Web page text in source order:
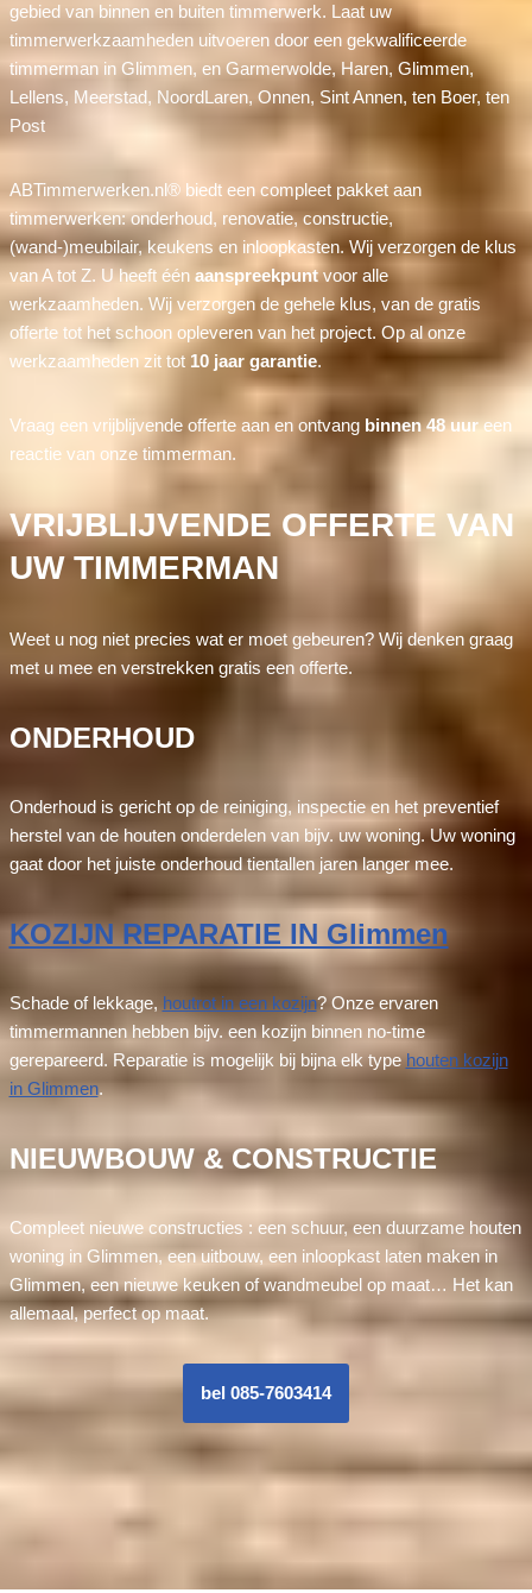
gebied van binnen en buiten timmerwerk. Laat uw
timmerwerkzaamheden uitvoeren door een gekwalificeerde
timmerman in Glimmen, en Garmerwolde, Haren, Glimmen,
Lellens, Meerstad, NoordLaren, Onnen, Sint Annen, ten Boer, ten
Post
ABTimmerwerken.nl® biedt een compleet pakket aan
timmerwerken: onderhoud, renovatie, constructie,
(wand-)meubilair, keukens en inloopkasten. Wij verzorgen de klus
van A tot Z. U heeft één aanspreekpuntvoor alle
werkzaamheden. Wij verzorgen de gehele klus, van de gratis
offerte tot het schoon opleveren van het project. Op al onze
werkzaamheden zit tot 10 jaar garantie.
Vraag een vrijblijvende offerte aan en ontvang binnen 48 uureen
reactie van onze timmerman.
VRIJBLIJVENDE OFFERTE VAN
UW TIMMERMAN
Weet u nog niet precies wat er moet gebeuren? Wij denken graag
met u mee en verstrekken gratis een offerte.
ONDERHOUD
Onderhoud is gericht op de reiniging, inspectie en het preventief
herstel van de houten onderdelen van bijv. uw woning. Uw woning
gaat door het juiste onderhoud tientallen jaren langer mee.
KOZIJN REPARATIE IN Glimmen
Schade of lekkage, houtrot in een kozijn? Onze ervaren
timmermannen hebben bijv. een kozijn binnen no-time
gerepareerd. Reparatie is mogelijk bij bijna elk typehouten kozijn
in Glimmen.
NIEUWBOUW & CONSTRUCTIE
Compleet nieuwe constructies : een schuur, een duurzame houten
woning in Glimmen, een uitbouw, een inloopkast laten maken in
Glimmen, een nieuwe keuken of wandmeubel op maat… Het kan
allemaal, perfect op maat.
bel 085-7603414